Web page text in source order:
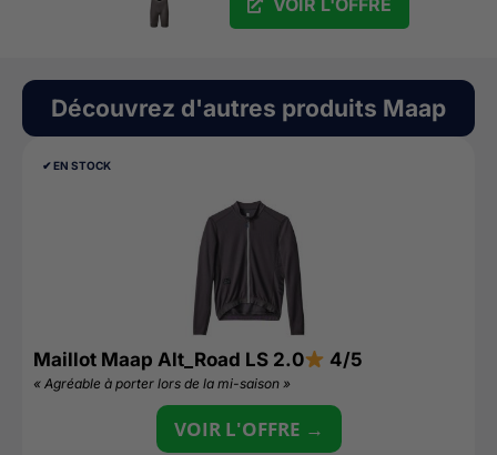
VOIR L'OFFRE
Découvrez d'autres produits Maap
✔︎ EN STOCK
Maillot Maap Alt_Road LS 2.0 4/5
« Agréable à porter lors de la mi-saison »
VOIR L'OFFRE →